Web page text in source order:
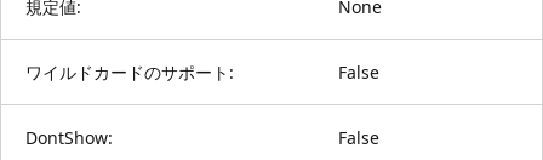
規定値: None
ワイルドカードのサポート: False
DontShow: False